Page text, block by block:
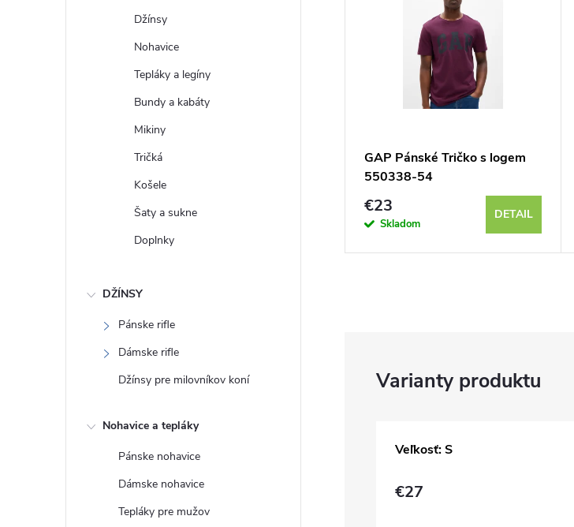
Džínsy
Nohavice
Tepláky a legíny
Bundy a kabáty
Mikiny
Tričká
Košele
Šaty a sukne
Doplnky
DŽÍNSY
Pánske rifle
Dámske rifle
Džínsy pre milovníkov koní
Nohavice a tepláky
Pánske nohavice
Dámske nohavice
Tepláky pre mužov
Veľkosť: S
€27
GAP Pánské Tričko s logem
Gap 432463-03
€31
GAP Pánské Tričko s logem
550338-54
€23
Skladom
DETAIL